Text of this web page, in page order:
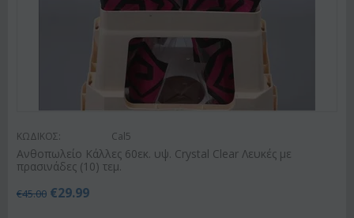
ΚΩΔΙΚΟΣ: Cal5
Ανθοπωλείο Κάλλες 60εκ. υψ. Crystal Clear Λευκές με
πρασινάδες (10) τεμ.
€45.00 €29.99